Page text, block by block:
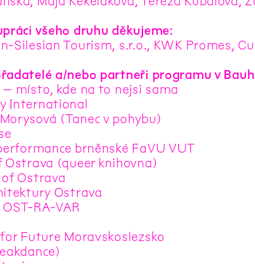
všeho druhu děkujeme:
Silesian Tourism, s.r.o., KWK Promes,
a/nebo partneři programu v
místo, kde na to nejsi sama
International
(Tanec v pohybu)
brněnské FaVU VUT
Ostrava (queer knihovna)
Ostrava
Ostrava
RA-VAR
Future Moravskoslezsko